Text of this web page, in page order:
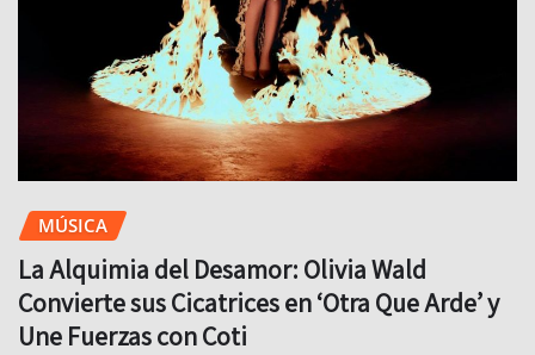
MÚSICA
La Alquimia del Desamor: Olivia Wald
Convierte sus Cicatrices en ‘Otra Que Arde’ y
Une Fuerzas con Coti